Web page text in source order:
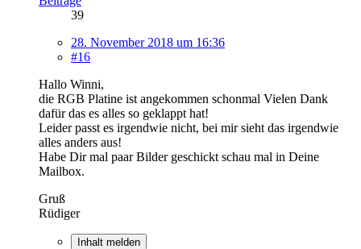
39
28. November 2018 um 16:36
#16
Hallo Winni,
die RGB Platine ist angekommen schonmal Vielen Dank
dafür das es alles so geklappt hat!
Leider passt es irgendwie nicht, bei mir sieht das irgendwie
alles anders aus!
Habe Dir mal paar Bilder geschickt schau mal in Deine
Mailbox.
Gruß
Rüdiger
Inhalt melden